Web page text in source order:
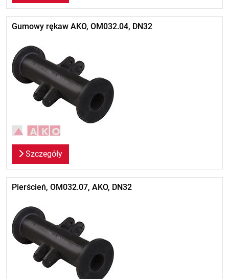
Gumowy rękaw AKO, OM032.04, DN32
Szczegóły
Pierścień, OM032.07, AKO, DN32